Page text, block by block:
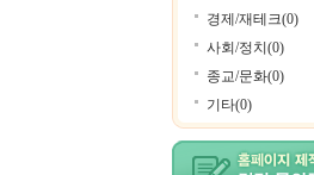
경제/재테크(0)
사회/정치(0)
종교/문화(0)
기타(0)